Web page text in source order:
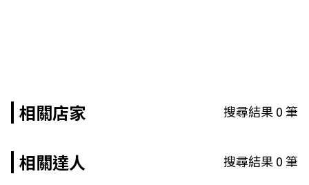
相關店家 搜尋結果0筆
相關達人 搜尋結果0筆